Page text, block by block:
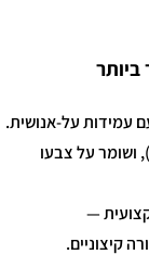
עמידות על-אנושית.
ושומר על צבעו
—
קיצוניים.